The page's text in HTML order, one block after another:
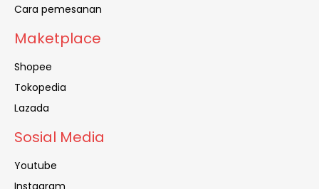
Cara pemesanan
Maketplace
Shopee
Tokopedia
Lazada
Sosial Media
Youtube
Instagram